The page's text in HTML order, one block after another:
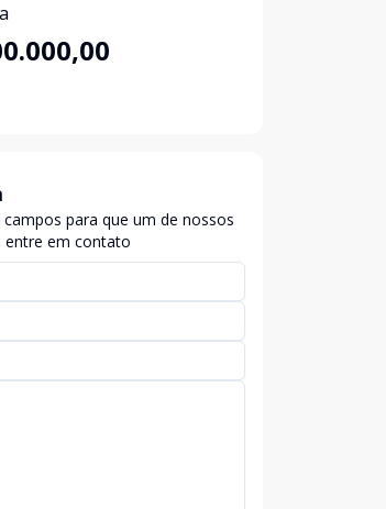
campos para que um de nossos
entre em contato